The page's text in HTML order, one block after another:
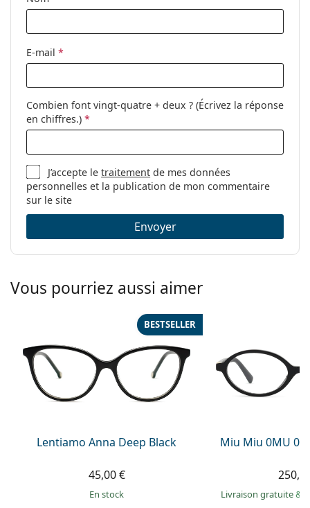
Catégorie:
Marque:
MIS 0006 S37 15 53
E-mail *
Combien font vingt-quatre + deux ? (Écrivez la réponse
en chiffres.) *
J’accepte letraitement de mes données
personnelles et la publication de mon commentaire
sur le site
Envoyer
Vous pourriez aussi aimer
Lentiamo Anna Deep Black
BESTSELLER
45,00 €
en stock
Miu Miu 0MU
Livraison gratuite&